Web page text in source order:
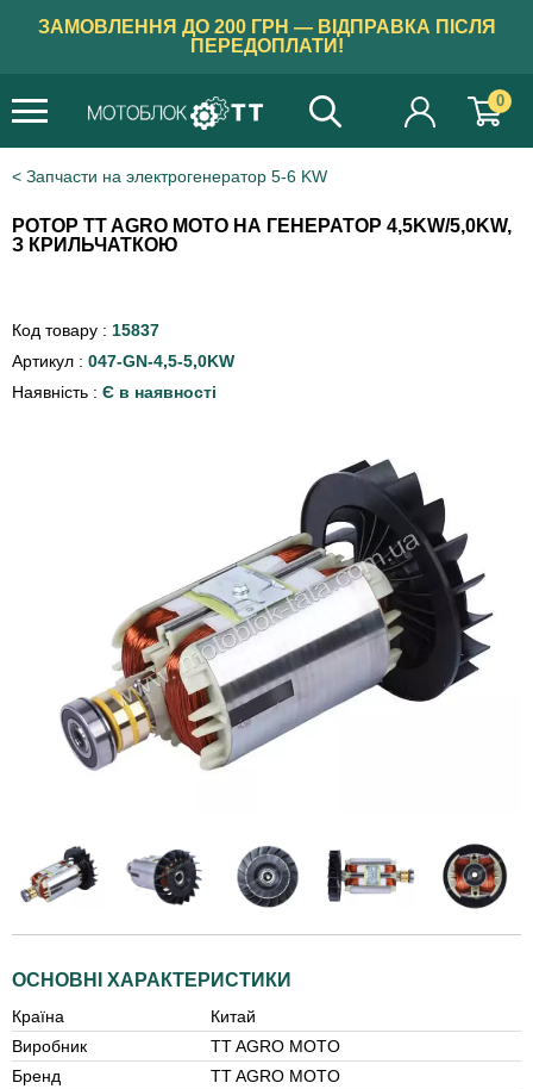
ЗАМОВЛЕННЯ ДО 200 ГРН — ВІДПРАВКА ПІСЛЯ
ПЕРЕДОПЛАТИ!
0
Запчасти на электрогенератор 5-6 KW
РОТОР TT AGRO MOTO НА ГЕНЕРАТОР 4,5KW/5,0KW,
З КРИЛЬЧАТКОЮ
Код товару : 15837
Артикул : 047-GN-4,5-5,0KW
Наявність : Є в наявності
ОСНОВНІ ХАРАКТЕРИСТИКИ
Країна
Китай
Виробник
TT AGRO MOTO
Бренд
TT AGRO MOTO